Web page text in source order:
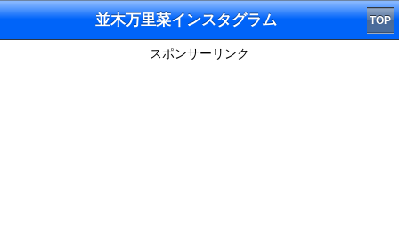
並木万里菜インスタグラム TOP
スポンサーリンク